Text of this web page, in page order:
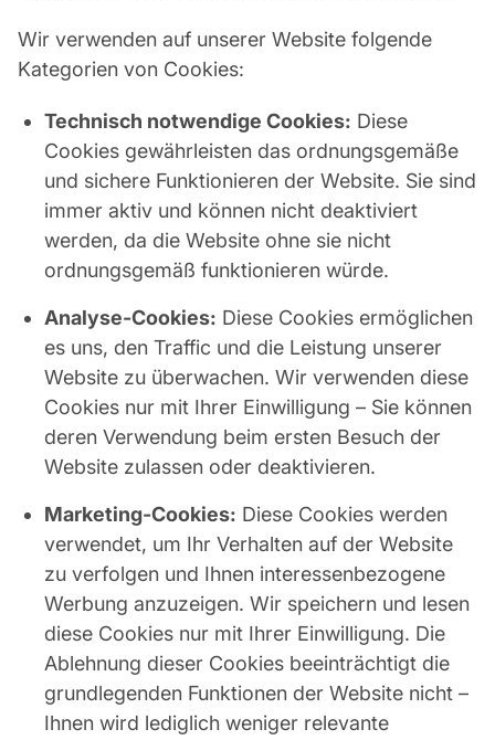
Wir verwenden auf unserer Website folgende
Kategorien von Cookies:
Technisch notwendige Cookies: Diese
Cookies gewährleisten das ordnungsgemäße
und sichere Funktionieren der Website. Sie sind
immer aktiv und können nicht deaktiviert
werden, da die Website ohne sie nicht
ordnungsgemäß funktionieren würde.
Analyse-Cookies: Diese Cookies ermöglichen
es uns, den Traffic und die Leistung unserer
Website zu überwachen. Wir verwenden diese
Cookies nur mit Ihrer Einwilligung – Sie können
deren Verwendung beim ersten Besuch der
Website zulassen oder deaktivieren.
Marketing-Cookies: Diese Cookies werden
verwendet, um Ihr Verhalten auf der Website
zu verfolgen und Ihnen interessenbezogene
Werbung anzuzeigen. Wir speichern und lesen
diese Cookies nur mit Ihrer Einwilligung. Die
Ablehnung dieser Cookies beeinträchtigt die
grundlegenden Funktionen der Website nicht –
Ihnen wird lediglich weniger relevante